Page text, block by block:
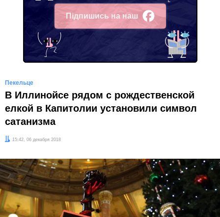
Підпишись на наш
Facebook
Пекельце
В Иллинойсе рядом с рождественской
елкой в Капитолии установили символ
сатанизма
Дата:15:42, 06 декабря 2018